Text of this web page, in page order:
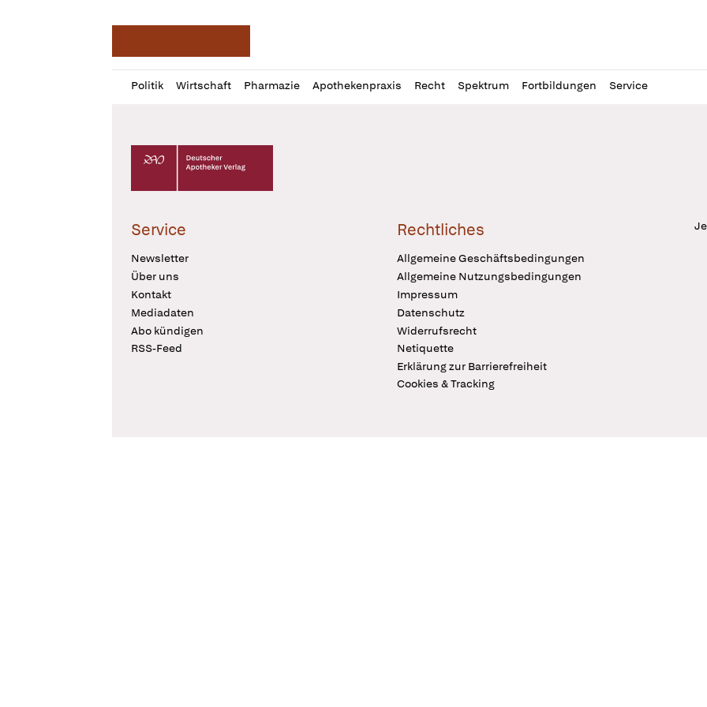
Politik Wirtschaft Pharmazie Apothekenpraxis Recht Spektrum Fortbildungen Service
Profil
öffnen
Daz
Pur
Deutscher Apotheker Verlag Logo
Service
Newsletter
Über uns
Kontakt
Mediadaten
Abo kündigen
RSS-Feed
Rechtliches
Allgemeine Geschäftsbedingungen
Allgemeine Nutzungsbedingungen
Impressum
Datenschutz
Widerrufsrecht
Netiquette
Erklärung zur Barrierefreiheit
Cookies & Tracking